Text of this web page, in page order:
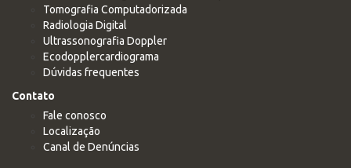
Tomografia Computadorizada
Radiologia Digital
Ultrassonografia Doppler
Ecodopplercardiograma
Dúvidas frequentes
Contato
Fale conosco
Localização
Canal de Denúncias